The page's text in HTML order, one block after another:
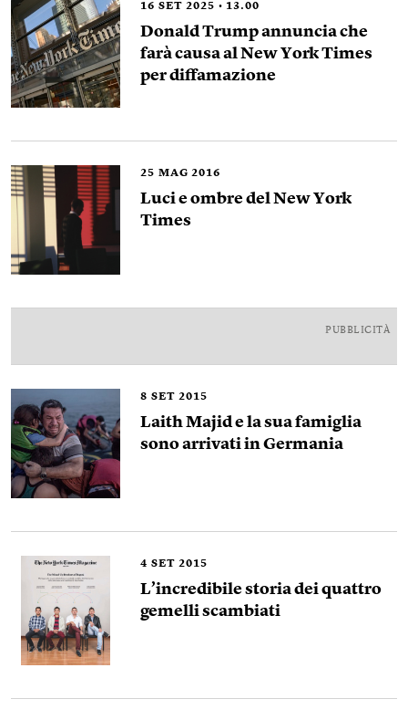
16 SET 2025 13.00
Donald Trump annuncia che
farà causa al New York Times
per diffamazione
25 MAG 2016
Luci e ombre del New York
Times
PUBBLICITÀ
8 SET 2015
Laith Majid e la sua famiglia
sono arrivati in Germania
4 SET 2015
L’incredibile storia dei quattro
gemelli scambiati